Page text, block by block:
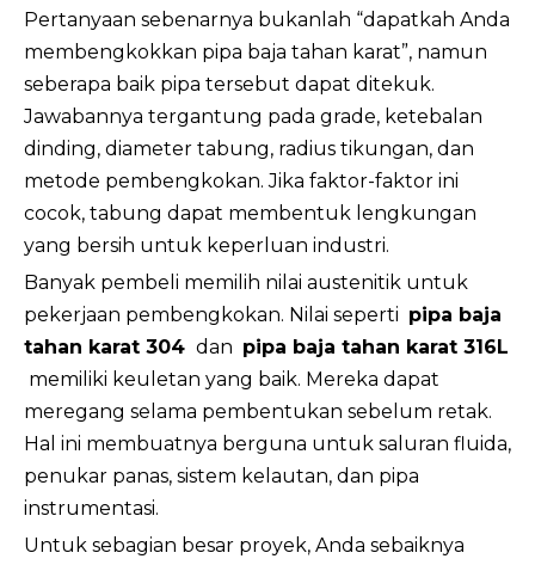
Pertanyaan sebenarnya bukanlah “dapatkah Anda
membengkokkan pipa baja tahan karat”, namun
seberapa baik pipa tersebut dapat ditekuk.
Jawabannya tergantung pada grade, ketebalan
dinding, diameter tabung, radius tikungan, dan
metode pembengkokan. Jika faktor-faktor ini
cocok, tabung dapat membentuk lengkungan
yang bersih untuk keperluan industri.
Banyak pembeli memilih nilai austenitik untuk
pekerjaan pembengkokan. Nilai seperti pipa baja
tahan karat 304 dan pipa baja tahan karat 316L
memiliki keuletan yang baik. Mereka dapat
meregang selama pembentukan sebelum retak.
Hal ini membuatnya berguna untuk saluran fluida,
penukar panas, sistem kelautan, dan pipa
instrumentasi.
Untuk sebagian besar proyek, Anda sebaiknya